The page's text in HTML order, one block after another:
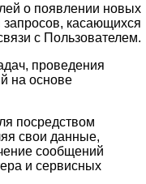
о появлении новых
касающихся
с Пользователем.
проведения
на основе
посредством
свои данные,
сообщений
и сервисных